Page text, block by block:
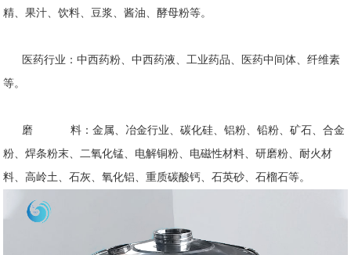
精、果汁、饮料、豆浆、酱油、酵母粉等。
医药行业：中西药粉、中西药液、工业药品、医药中间体、纤维素
等。
磨 料：金属、冶金行业、碳化硅、铝粉、铅粉、矿石、合金
粉、焊条粉末、二氧化锰、电解铜粉、电磁性材料、研磨粉、耐火材
料、高岭土、石灰、氧化铝、重质碳酸钙、石英砂、石榴石等。